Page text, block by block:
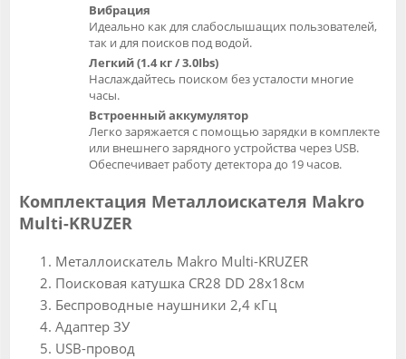
Вибрация
Идеально как для слабослышащих пользователей,
так и для поисков под водой.
Легкий (1.4 кг / 3.0Ibs)
Наслаждайтесь поиском без усталости многие
часы.
Встроенный аккумулятор
Легко заряжается с помощью зарядки в комплекте
или внешнего зарядного устройства через USB.
Обеспечивает работу детектора до 19 часов.
Комплектация Металлоискателя Makro
Multi-KRUZER
Металлоискатель Makro Multi-KRUZER
Поисковая катушка CR28 DD 28x18см
Беспроводные наушники 2,4 кГц
Адаптер ЗУ
USB-провод